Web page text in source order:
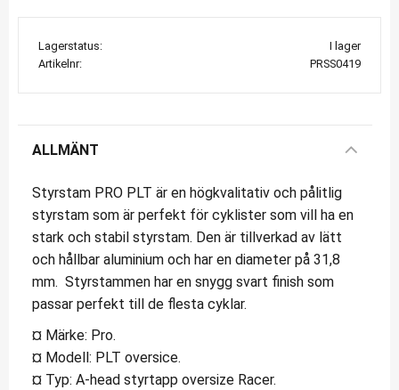
Lagerstatus
I lager
Artikelnr
PRSS0419
ALLMÄNT
Styrstam PRO PLT är en högkvalitativ och pålitlig
styrstam som är perfekt för cyklister som vill ha en
stark och stabil styrstam. Den är tillverkad av lätt
och hållbar aluminium och har en diameter på 31,8
mm. Styrstammen har en snygg svart finish som
passar perfekt till de flesta cyklar.
¤ Märke: Pro.
¤ Modell: PLT oversice.
¤ Typ: A-head styrtapp oversize Racer.